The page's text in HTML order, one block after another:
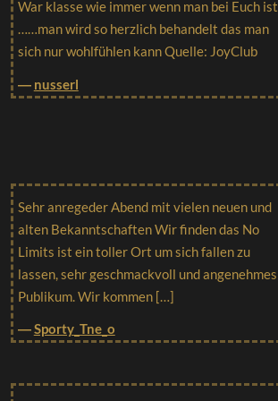
War klasse wie immer wenn man bei Euch ist
……man wird so herzlich behandelt das man
sich nur wohlfühlen kann Quelle: JoyClub
― nusserl
Sehr anregeder Abend mit vielen neuen und
alten Bekanntschaften Wir finden das No
Limits ist ein toller Ort um sich fallen zu
lassen, sehr geschmackvoll und angenehmes
Publikum. Wir kommen […]
―Sporty_Tne_o